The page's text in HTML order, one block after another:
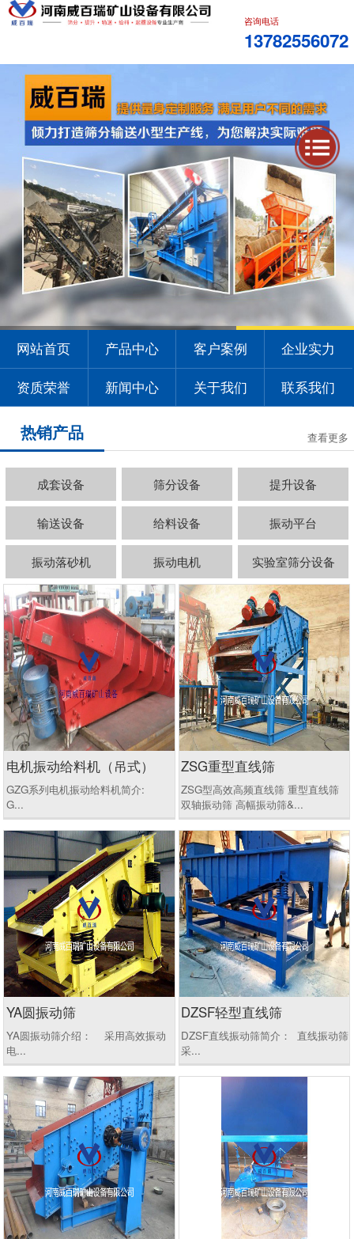
咨询电话
13782556072
1 2 3
网站首页 产品中心 客户案例 企业实力
资质荣誉 新闻中心 关于我们 联系我们
查看更多
热销产品
成套设备 筛分设备 提升设备
输送设备 给料设备 振动平台
振动落砂机 振动电机 实验室筛分设备
电机振动给料机（吊式）
GZG系列电机振动给料机简介:
G...
ZSG重型直线筛
ZSG型高效高频直线筛 重型直线筛
双轴振动筛 高幅振动筛&...
YA圆振动筛
YA圆振动筛介绍： 采用高效振动
电...
DZSF轻型直线筛
DZSF直线振动筛简介： 直线振动筛
采...